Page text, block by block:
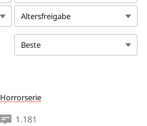
Altersfreigabe
Beste
Horrorserie
1.181